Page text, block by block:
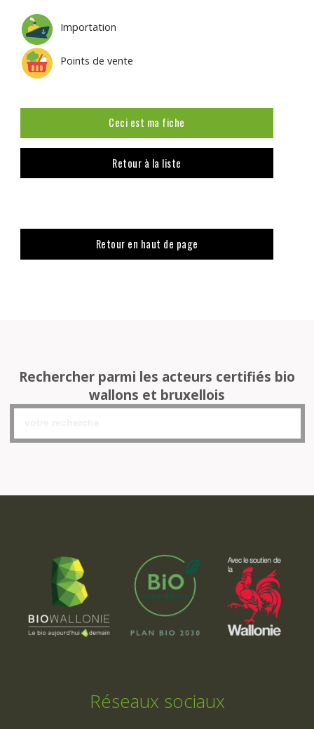
Importation
Points de vente
Ceci est ma fiche
Retour à la liste
Retour en haut de page
Rechercher parmi les acteurs certifiés bio
wallons et bruxellois
Réseaux sociaux